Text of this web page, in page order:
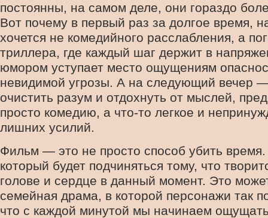
постоянны, на самом деле, они гораздо
Вот почему в первый раз за долгое время,
хочется не комедийного расслабления, а
триллера, где каждый шаг держит в
юмором уступает место ощущениям
невидимой угрозы. А на следующий вечер
очистить разум и отдохнуть от мыслей,
просто комедию, а что-то легкое и
лишних усилий.
Фильм — это не просто способ убить
который будет подчиняться тому, что
голове и сердце в данный момент. Это
семейная драма, в которой персонажи так
что с каждой минутой мы начинаем